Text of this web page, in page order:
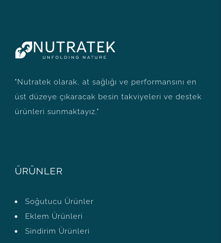
"Nutratek olarak, at sağlığı ve performansını en
üst düzeye çıkaracak besin takviyeleri ve destek
ürünleri sunmaktayız."
ÜRÜNLER
Soğutucu Ürünler
Eklem Ürünleri
Sindirim Ürünleri